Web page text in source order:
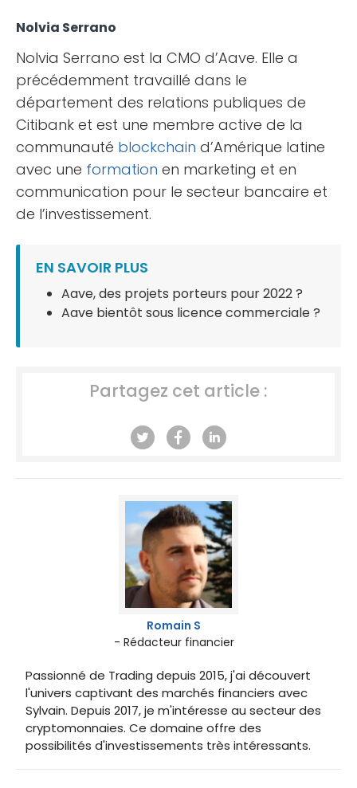
Nolvia Serrano
Nolvia Serrano est la CMO d’Aave. Elle a
précédemment travaillé dans le
département des relations publiques de
Citibank et est une membre active de la
communauté blockchain d’Amérique latine
avec une formation en marketing et en
communication pour le secteur bancaire et
de l’investissement.
EN SAVOIR PLUS
Aave, des projets porteurs pour 2022 ?
Aave bientôt sous licence commerciale ?
Partagez cet article :
Romain S
- Rédacteur financier
Passionné de Trading depuis 2015, j'ai découvert
l'univers captivant des marchés financiers avec
Sylvain. Depuis 2017, je m'intéresse au secteur des
cryptomonnaies. Ce domaine offre des
possibilités d'investissements très intéressants.